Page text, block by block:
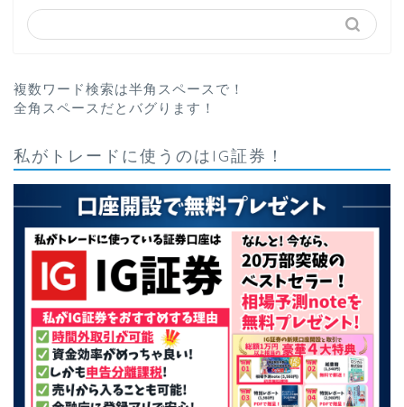
複数ワード検索は半角スペースで！
全角スペースだとバグります！
私がトレードに使うのはIG証券！